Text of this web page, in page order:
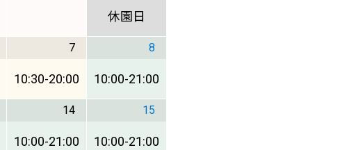
休園日
7
10:30-20:00
8
10:00-21:00
14
10:00-21:00
15
10:00-21:00